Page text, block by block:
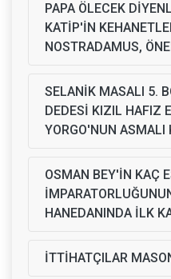
PAPA ÖLECEK
KATİP'İN
NOSTRADAMUS,
SELANİK MASALI 5.
DEDESİ KIZIL HAFIZ
YORGO'NUN ASMALI
OSMAN BEY'İN KAÇ
HANEDANINDA İLK
İTTİHATÇILAR